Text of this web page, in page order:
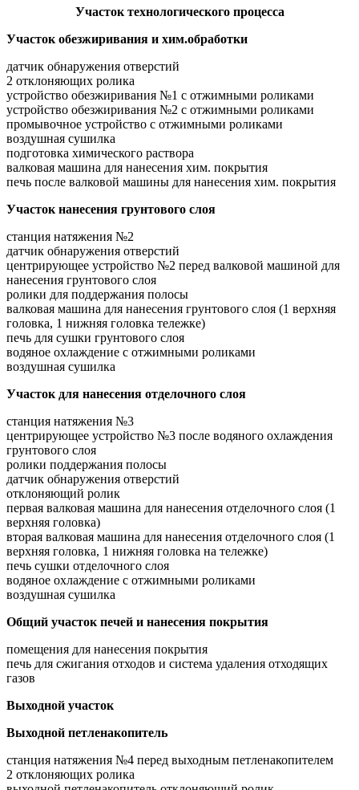
Участок технологического процесса
Участок обезжиривания и хим.обработки
датчик обнаружения отверстий
2 отклоняющих ролика
устройство обезжиривания №1 с отжимными роликами
устройство обезжиривания №2 с отжимными роликами
промывочное устройство с отжимными роликами
воздушная сушилка
подготовка химического раствора
валковая машина для нанесения хим. покрытия
печь после валковой машины для нанесения хим. покрытия
Участок нанесения грунтового слоя
станция натяжения №2
датчик обнаружения отверстий
центрирующее устройство №2 перед валковой машиной для
нанесения грунтового слоя
ролики для поддержания полосы
валковая машина для нанесения грунтового слоя (1 верхняя
головка, 1 нижняя головка тележке)
печь для сушки грунтового слоя
водяное охлаждение с отжимными роликами
воздушная сушилка
Участок для нанесения отделочного слоя
станция натяжения №3
центрирующее устройство №3 после водяного охлаждения
грунтового слоя
ролики поддержания полосы
датчик обнаружения отверстий
отклоняющий ролик
первая валковая машина для нанесения отделочного слоя (1
верхняя головка)
вторая валковая машина для нанесения отделочного слоя (1
верхняя головка, 1 нижняя головка на тележке)
печь сушки отделочного слоя
водяное охлаждение с отжимными роликами
воздушная сушилкa
Общий участок печей и нанесения покрытия
помещения для нанесения покрытия
печь для сжигания отходов и система удаления отходящих
газов
Выходной участок
Выходной петленакопитель
станция натяжения №4 перед выходным петленакопителем
2 отклоняющих ролика